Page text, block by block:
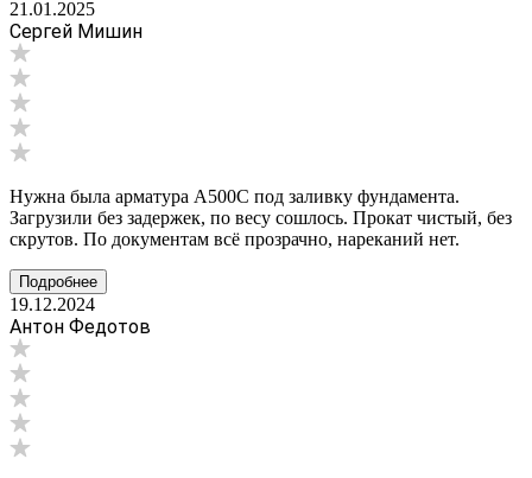
21.01.2025
Сергей Мишин
Нужна была арматура А500С под заливку фундамента.
Загрузили без задержек, по весу сошлось. Прокат чистый, без
скрутов. По документам всё прозрачно, нареканий нет.
Подробнее
19.12.2024
Антон Федотов